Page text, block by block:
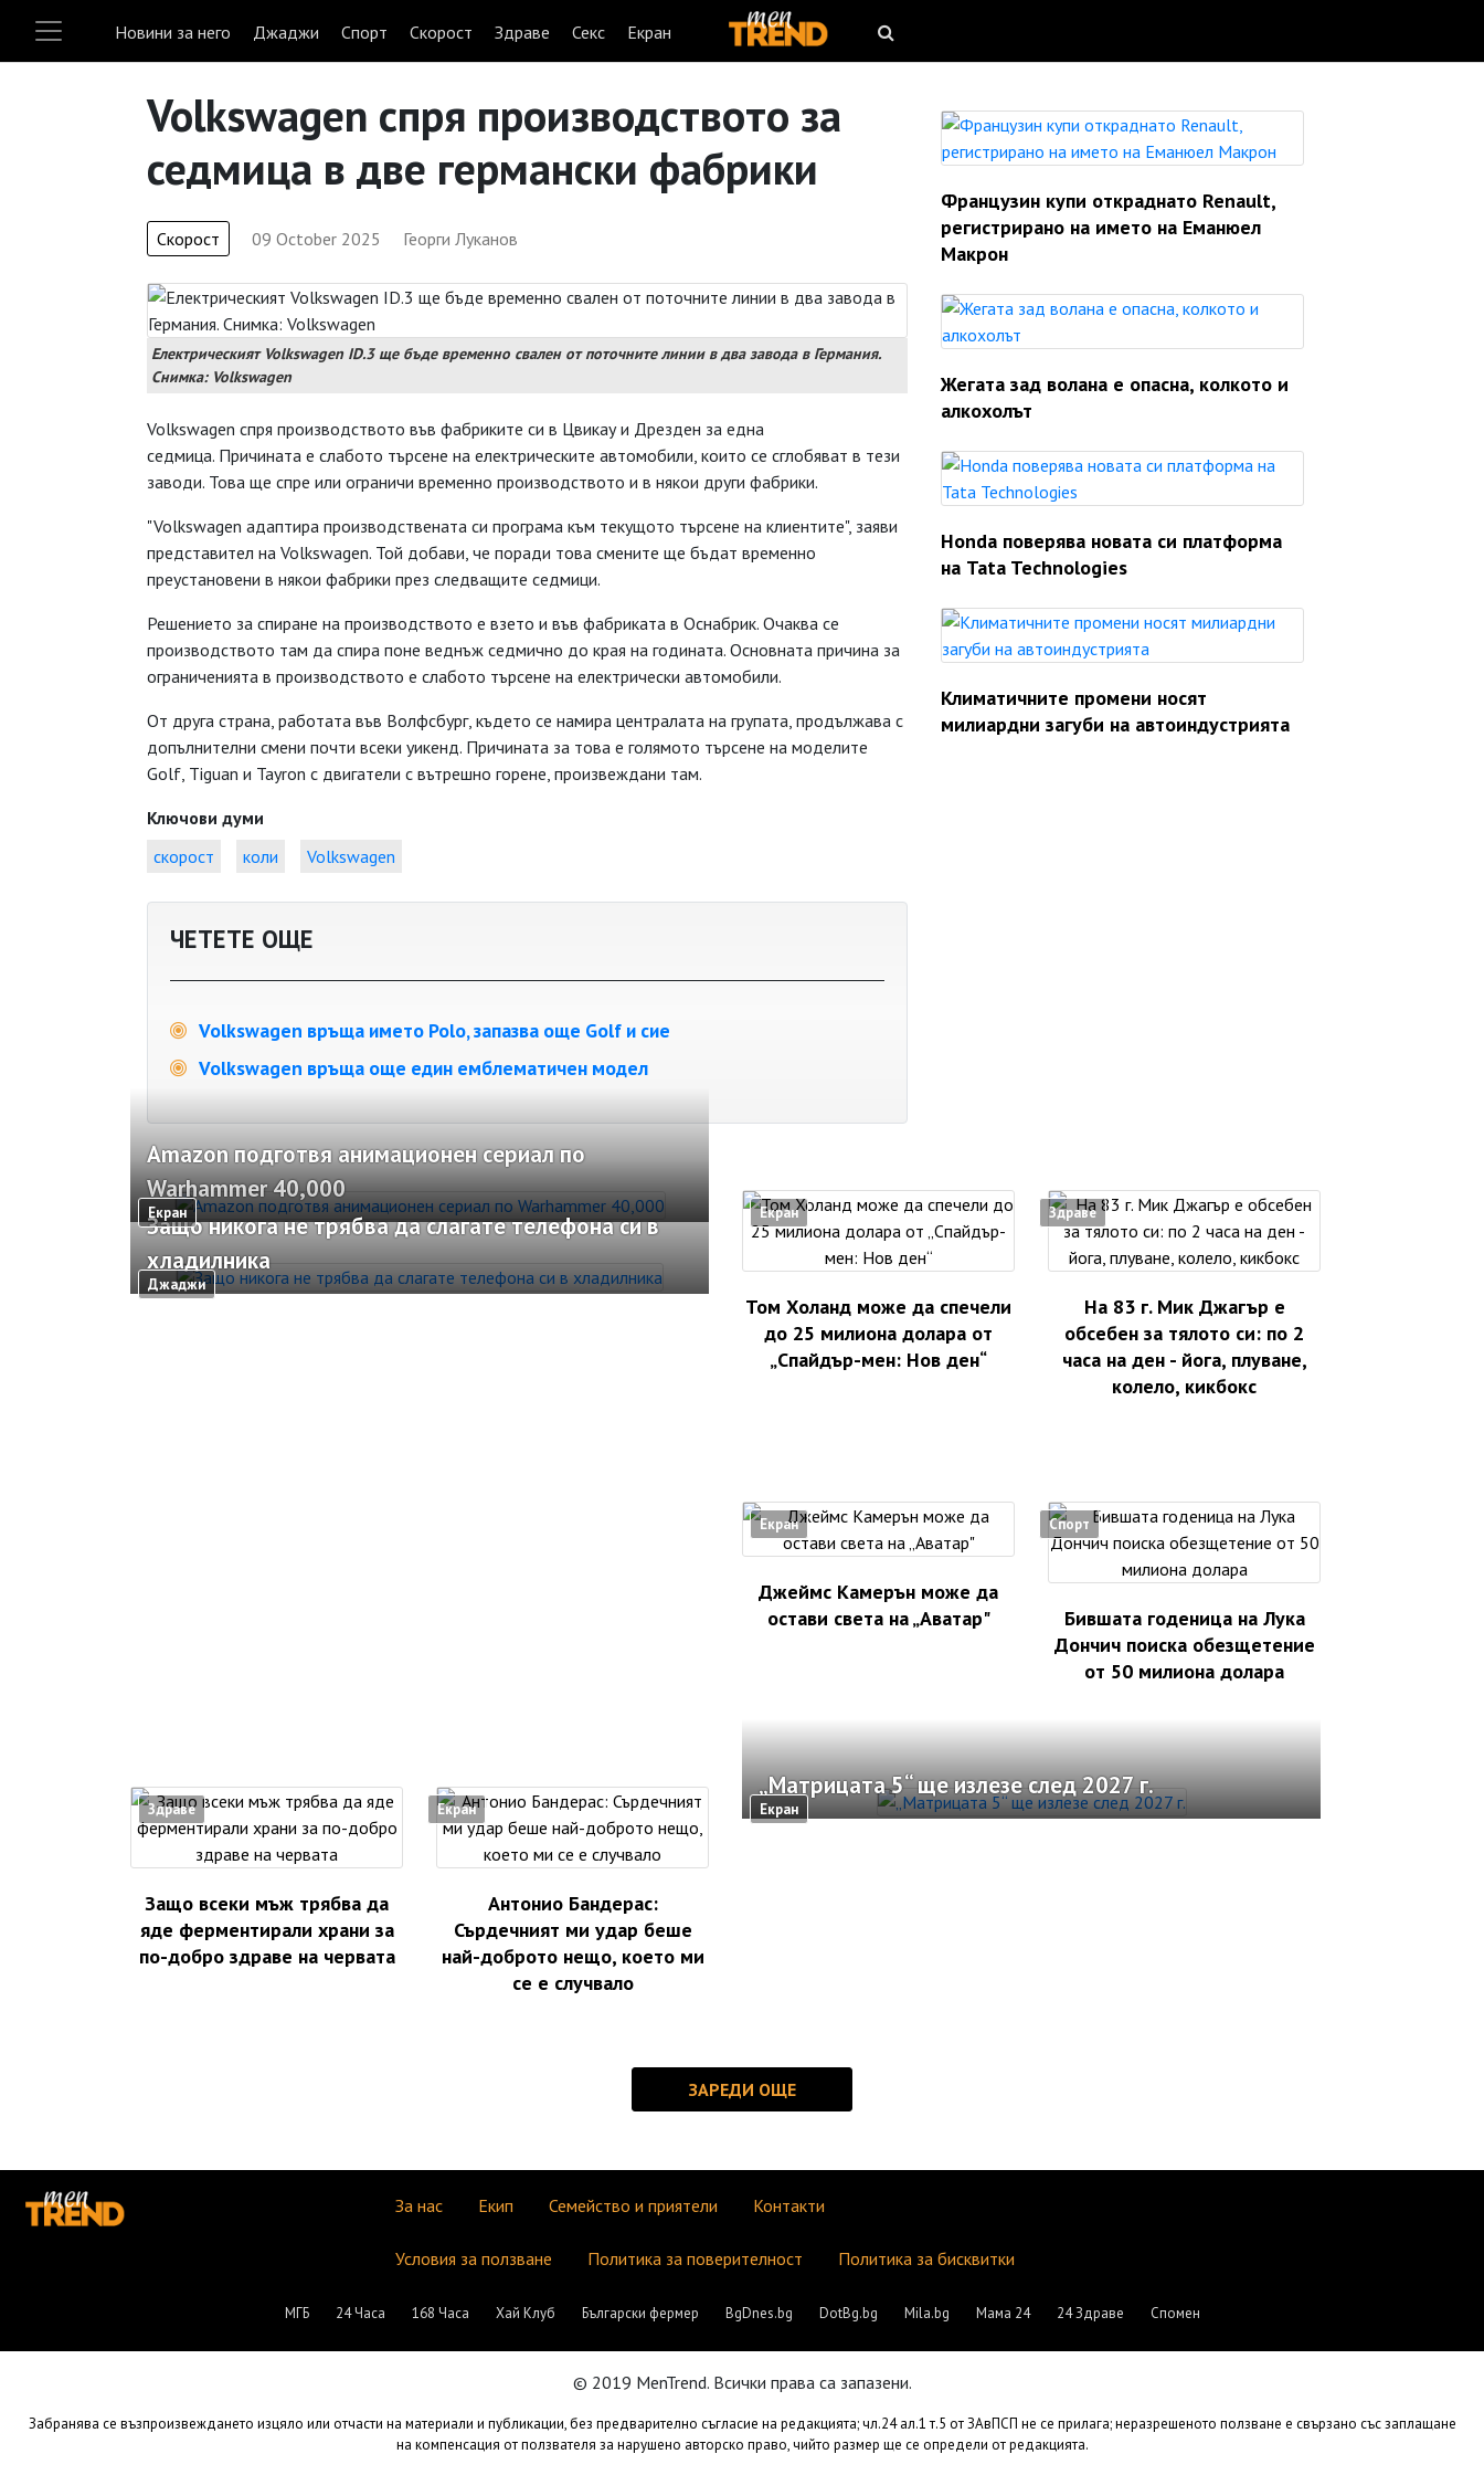
Новини за него Джаджи Спорт Скорост Здраве Секс Екран
Volkswagen спря производството за
седмица в две германски фабрики
Скорост 09 October 2025 Георги Луканов
Електрическият Volkswagen ID.3 ще бъде временно свален от поточните линии в два завода в Германия.
Снимка: Volkswagen
Volkswagen спря производството във фабриките си в Цвикау и Дрезден за една
седмица. Причината е слабото търсене на електрическите автомобили, които се сглобяват в тези
заводи. Това ще спре или ограничи временно производството и в някои други фабрики.
"Volkswagen адаптира производствената си програма към текущото търсене на клиентите", заяви
представител на Volkswagen. Той добави, че поради това смените ще бъдат временно
преустановени в някои фабрики през следващите седмици.
Решението за спиране на производството е взето и във фабриката в Оснабрик. Очаква се
производството там да спира поне веднъж седмично до края на годината. Основната причина за
ограниченията в производството е слабото търсене на електрически автомобили.
От друга страна, работата във Волфсбург, където се намира централата на групата, продължава с
допълнителни смени почти всеки уикенд. Причината за това е голямото търсене на моделите
Golf, Tiguan и Tayron с двигатели с вътрешно горене, произвеждани там.
Ключови думи
скорост
коли Volkswagen
ЧЕТЕТЕ ОЩЕ
Volkswagen връща името Polo, запазва още Golf и сие
Volkswagen връща още един емблематичен модел
Французин купи откраднато Renault,
регистрирано на името на Еманюел
Макрон
Жегата зад волана е опасна, колкото и
алкохолът
Honda поверява новата си платформа
на Tata Technologies
Климатичните промени носят
милиардни загуби на автоиндустрията
Екран
Amazon подготвя анимационен сериал по
Warhammer 40,000
Джаджи
Защо никога не трябва да слагате телефона си в
хладилника
Екран
Том Холанд може да спечели
до 25 милиона долара от
„Спайдър-мен: Нов ден“
Здраве
На 83 г. Мик Джагър е
обсебен за тялото си: по 2
часа на ден - йога, плуване,
колело, кикбокс
Екран
Джеймс Камерън може да
остави света на „Аватар"
Спорт
Бившата годеница на Лука
Дончич поиска обезщетение
от 50 милиона долара
Здраве
Защо всеки мъж трябва да
яде ферментирали храни за
по-добро здраве на червата
Екран
Антонио Бандерас:
Сърдечният ми удар беше
най-доброто нещо, което ми
се е случвало
Екран
„Матрицата 5“ ще излезе след 2027 г.
За нас Екип Семейство и приятели Контакти
Условия за ползване Политика за поверителност Политика за бисквитки
МГБ 24 Часа 168 Часа Хай Клуб Български фермер BgDnes.bg DotBg.bg Mila.bg Мама 24 24 Здраве Спомен
© 2019 MenTrend. Всички права са запазени.
Забранява се възпроизвеждането изцяло или отчасти на материали и публикации, без предварително съгласие на редакцията; чл.24 ал.1 т.5 от ЗАвПСП не се прилага; неразрешеното ползване е свързано със заплащане
на компенсация от ползвателя за нарушено авторско право, чийто размер ще се определи от редакцията.